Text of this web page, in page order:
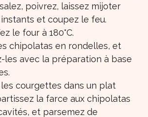
poivrez, laissez mijoter
et coupez le feu.
le four à 180°C.
chipolatas en rondelles, et
les avec la préparation à base
courgettes dans un plat
la farce aux chipolatas
et parsemez de